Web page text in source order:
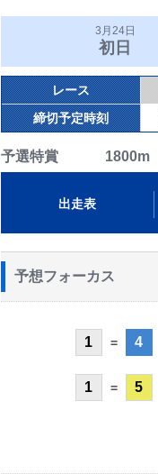
3月24日
初日
レース
締切予定時刻
予選特賞 1800m
出走表
予想フォーカス
1 = 4
1 = 5